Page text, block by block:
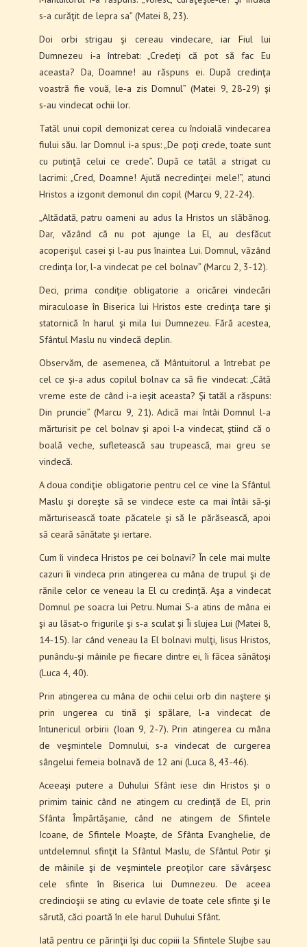
s‑a curăţit de lepra sa” (Matei 8, 23).
Doi orbi strigau şi cereau vindecare, iar Fiul lui
Dumnezeu i‑a întrebat: „Credeţi că pot să fac Eu
aceasta? Da, Doamne! au răspuns ei. După credinţa
voastră fie vouă, le‑a zis Domnul” (Matei 9, 28‑29) şi
s‑au vindecat ochii lor.
Tatăl unui copil demonizat cerea cu îndoială vin­decarea
fiului său. Iar Domnul i‑a spus: „De poţi crede, toate sunt
cu putinţă celui ce crede”. După ce tatăl a strigat cu
lacrimi: „Cred, Doamne! Ajută ne­cre­dinţei mele!”, atunci
Hristos a izgonit demonul din copil (Marcu 9, 22‑24).
„Altădată, patru oameni au adus la Hristos un slăbănog.
Dar, văzând că nu pot ajunge la El, au desfăcut
acoperişul casei şi l‑au pus înaintea Lui. Domnul, văzând
credinţa lor, l‑a vindecat pe cel bol­nav” (Marcu 2, 3‑12).
Deci, prima condiţie obligatorie a oricărei vinde­cări
miraculoase în Biserica lui Hristos este credinţa tare şi
statornică în harul şi mila lui Dumnezeu. Fără acestea,
Sfântul Maslu nu vindecă deplin.
Observăm, de asemenea, că Mântuitorul a între­bat pe
cel ce şi‑a adus copilul bolnav ca să fie vindecat: „Câtă
vreme este de când i‑a ieşit aceasta? Şi tatăl a răspuns:
Din pruncie” (Marcu 9, 21). Adică mai întâi Domnul l‑a
mărturisit pe cel bolnav şi apoi l‑a vindecat, ştiind că o
boală veche, sufletească sau trupească, mai greu se
vindecă.
A doua condiţie obligatorie pentru cel ce vine la Sfântul
Maslu şi doreşte să se vindece este ca mai întâi să‑şi
mărturisească toate păcatele şi să le părăsească, apoi
să ceară sănătate şi iertare.
Cum îi vindeca Hristos pe cei bolnavi? În cele mai multe
cazuri îi vindeca prin atingerea cu mâna de trupul şi de
rănile celor ce veneau la El cu credinţă. Aşa a vindecat
Domnul pe soacra lui Petru. Numai S‑a atins de mâna ei
şi au lăsat‑o frigu­rile şi s‑a sculat şi Îi slujea Lui (Matei 8,
14‑15). Iar când veneau la El bolnavi mulţi, Iisus Hristos,
punându‑şi mâinile pe fiecare dintre ei, îi făcea sănătoşi
(Luca 4, 40).
Prin atingerea cu mâna de ochii celui orb din naştere şi
prin ungerea cu tină şi spălare, l‑a vin­decat de
întunericul orbirii (Ioan 9, 2‑7). Prin atin­gerea cu mâna
de veşmintele Domnului, s‑a vindecat de curgerea
sângelui femeia bolnavă de 12 ani (Luca 8, 43‑46).
Aceeaşi putere a Duhului Sfânt iese din Hristos şi o
primim tainic când ne atingem cu credinţă de El, prin
Sfânta Împărtăşanie, când ne atingem de Sfintele
Icoane, de Sfintele Moaşte, de Sfânta Evan­ghelie, de
untdelemnul sfinţit la Sfântul Maslu, de Sfântul Potir şi
de mâinile şi de veşmintele preoţilor care săvârşesc
cele sfinte în Biserica lui Dumnezeu. De aceea
credincioşii se ating cu evlavie de toate cele sfinte şi le
sărută, căci poartă în ele harul Duhului Sfânt.
Iată pentru ce părinţii îşi duc copiii la Sfintele Slujbe sau